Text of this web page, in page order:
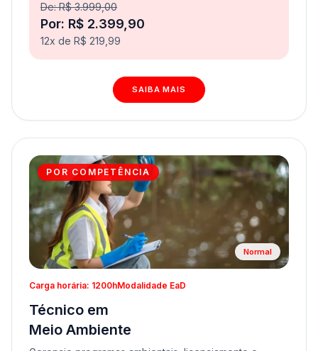
De: R$ 3.999,00
Por: R$ 2.399,90
12x de R$ 219,99
SAIBA MAIS
POR COMPETÊNCIA
Normal
Carga horária: 1200hModalidade EaD
Técnico em
Meio Ambiente